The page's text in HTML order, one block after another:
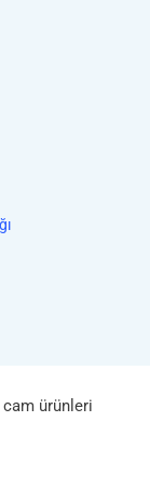
cam ürünleri